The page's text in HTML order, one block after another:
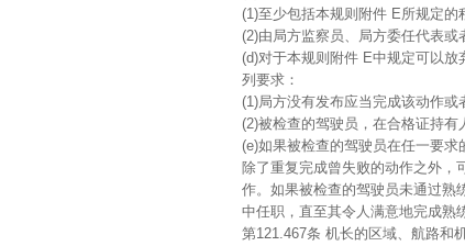
(1)至少包括本规则附件 E所规定的
(2)由局方监察员、局方委任代表或
(d)对于本规则附件 E中规定可以
列要求：
(1)局方没有发布应当完成该动作或
(2)被检查的驾驶员，在合格证持有
(e)如果被检查的驾驶员在任一要求
除了重复完成曾失败的动作之外，
作。如果被检查的驾驶员未通过熟
中任职，直至其令人满意地完成熟
第121.467条 机长的区域、航路和